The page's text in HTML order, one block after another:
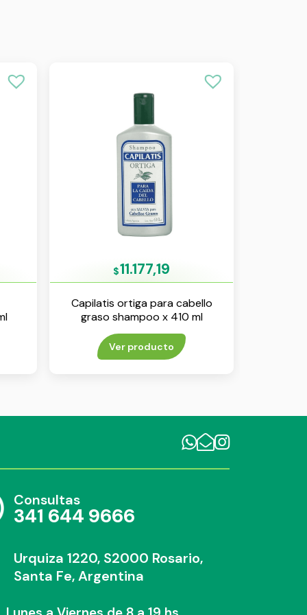
$11.177,19
Capilatis ortiga para cabello
graso shampoo x 410 ml
Ver producto
Consultas
341 644 9666
Urquiza 1220, S2000 Rosario,
Santa Fe, Argentina